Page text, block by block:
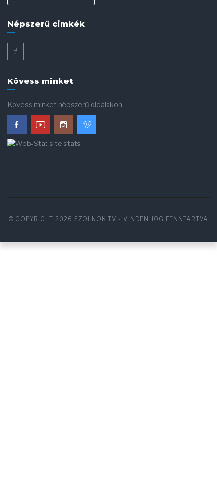
Népszerű cimkék
#
Kövess minket
Kövess minket népszerű oldalakon
© COPYRIGHT 2026 SZOLNOK TV - MINDEN JOG FENNTARTVA